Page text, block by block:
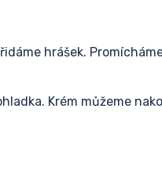
hrášek.
Krém můžeme